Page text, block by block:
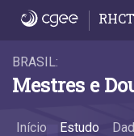
Estudo
BRASIL:
Mestres e
Início Estudo